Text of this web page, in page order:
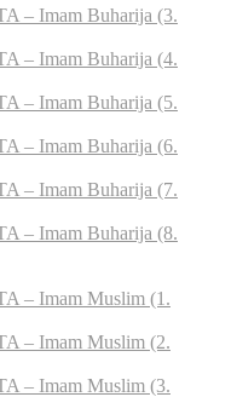
– Imam Buharija (3.
– Imam Buharija (4.
– Imam Buharija (5.
– Imam Buharija (6.
– Imam Buharija (7.
– Imam Buharija (8.
– Imam Muslim (1.
– Imam Muslim (2.
– Imam Muslim (3.